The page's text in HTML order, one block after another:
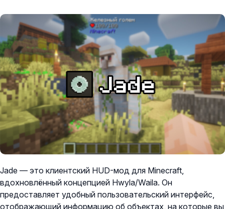
Jade — это клиентский HUD-мод для Minecraft,
вдохновлённый концепцией Hwyla/Waila. Он
предоставляет удобный пользовательский интерфейс,
отображающий информацию об объектах, на которые вы